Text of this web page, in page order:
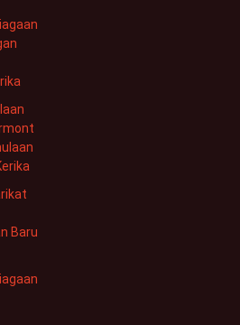
Baru